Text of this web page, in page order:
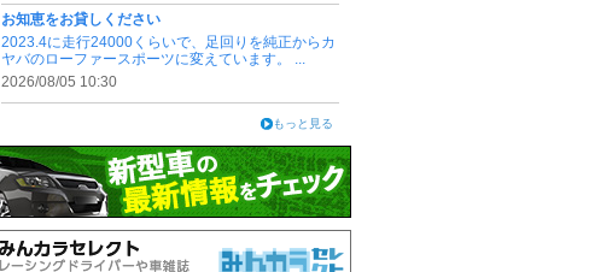
お知恵をお貸しください
2023.4に走行24000くらいで、足回りを純正からカ
ヤバのローファースポーツに変えています。 ...
2026/08/05 10:30
もっと見る